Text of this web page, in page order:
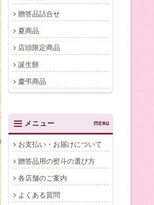
贈答品詰合せ
夏商品
店頭限定商品
誕生餅
慶弔商品
メニュー MENU
お支払い・お届けについて
贈答品用の熨斗の選び方
各店舗のご案内
よくある質問